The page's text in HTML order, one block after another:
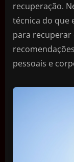
recuperação.
técnica do que
para recuperar
pessoais e